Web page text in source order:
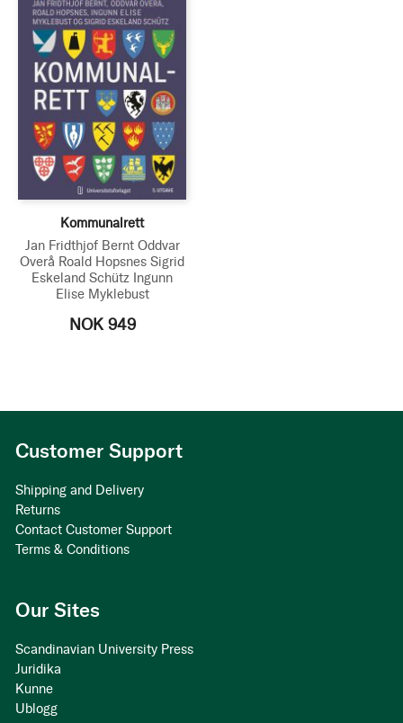
Kommunalrett
Jan Fridthjof Bernt Oddvar
Overå Roald Hopsnes Sigrid
Eskeland Schütz Ingunn
Elise Myklebust
NOK 949
Customer Support
Shipping and Delivery
Returns
Contact Customer Support
Terms & Conditions
Our Sites
Scandinavian University Press
Juridika
Kunne
Ublogg